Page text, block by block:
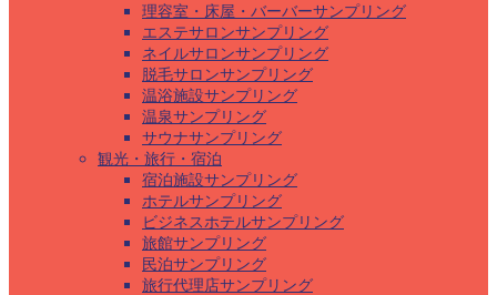
理容室・床屋・バーバーサンプリング
エステサロンサンプリング
ネイルサロンサンプリング
脱毛サロンサンプリング
温浴施設サンプリング
温泉サンプリング
サウナサンプリング
観光・旅行・宿泊
宿泊施設サンプリング
ホテルサンプリング
ビジネスホテルサンプリング
旅館サンプリング
民泊サンプリング
旅行代理店サンプリング